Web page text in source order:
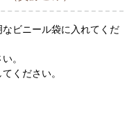
ビニール袋に入れてくだ
。
ください。